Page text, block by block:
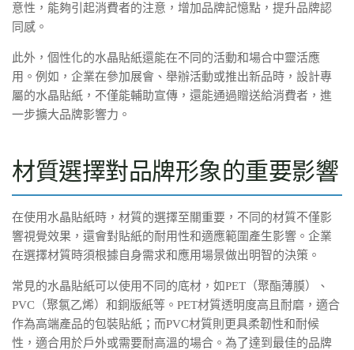
意性，能夠引起消費者的注意，增加品牌記憶點，提升品牌認
同感。
此外，個性化的水晶貼紙還能在不同的活動和場合中靈活應
用。例如，企業在參加展會、舉辦活動或推出新品時，設計專
屬的水晶貼紙，不僅能輔助宣傳，還能通過贈送給消費者，進
一步擴大品牌影響力。
材質選擇對品牌形象的重要影響
在使用水晶貼紙時，材質的選擇至關重要，不同的材質不僅影
響視覺效果，還會對貼紙的耐用性和適應範圍產生影響。企業
在選擇材質時須根據自身需求和應用場景做出明智的決策。
常見的水晶貼紙可以使用不同的底材，如PET（聚酯薄膜）、
PVC（聚氯乙烯）和銅版紙等。PET材質透明度高且耐磨，適合
作為高端產品的包裝貼紙；而PVC材質則更具柔韌性和耐候
性，適合用於戶外或需要耐高溫的場合。為了達到最佳的品牌